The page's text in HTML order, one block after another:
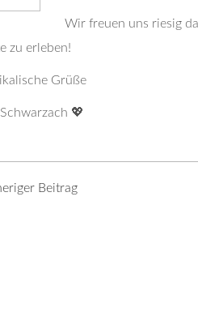
Wir freuen uns riesig
zu erleben!
Grüße
💖
Beitrag